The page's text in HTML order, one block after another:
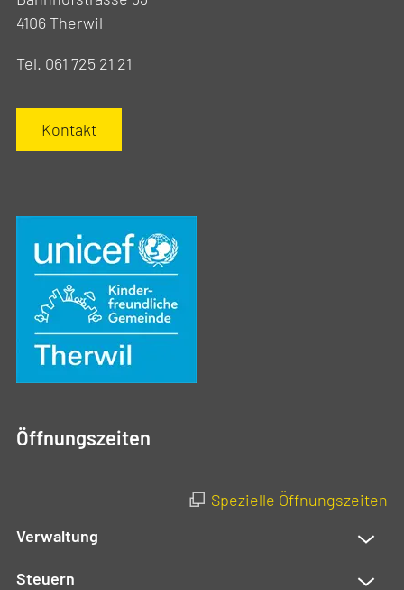
4106 Therwil
Tel. 061 725 21 21
Kontakt
Öffnungszeiten
Spezielle Öffnungszeiten
Verwaltung
Steuern